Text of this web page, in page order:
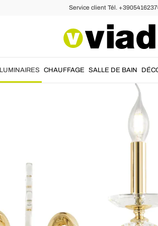
Service client Tél.
LUMINAIRES CHAUFFAGE SALLE DE BAIN